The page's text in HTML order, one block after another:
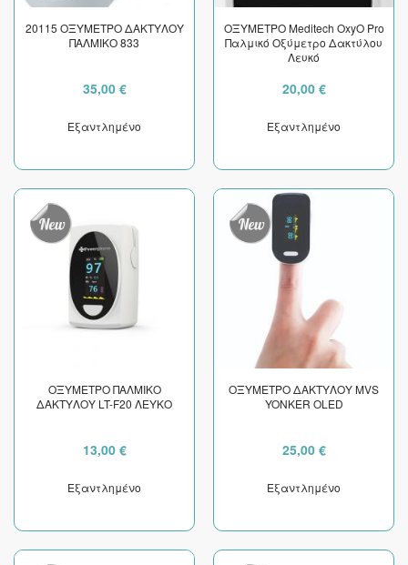
20115 ΟΞΥΜΕΤΡΟ ΔΑΚΤΥΛΟΥ
ΠΑΛΜΙΚΟ 833
35,00 €
Εξαντλημένο
ΟΞΥΜΕΤΡΟ Meditech OxyO Pro
Παλμικό Οξύμετρο Δακτύλου
Λευκό
20,00 €
Εξαντλημένο
ΟΞΥΜΕΤΡΟ ΠΑΛΜΙΚΟ
ΔΑΚΤΥΛΟΥ LT-F20 ΛΕΥΚΟ
13,00 €
Εξαντλημένο
ΟΞΥΜΕΤΡΟ ΔΑΚΤΥΛΟΥ MVS
YONKER OLED
25,00 €
Εξαντλημένο